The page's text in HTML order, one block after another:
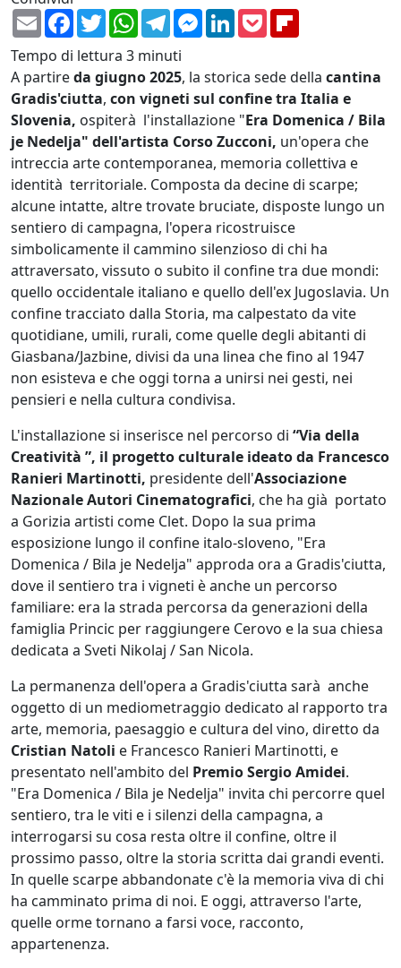
EmailFacebook
TwitterWhatsApp
TelegramMessenger
LinkedIn
Pocket
Tempo di lettura 3 minuti
A partireda giugno 2025, la storica sede della cantina
Gradis'ciutta, con vigneti sul confine tra Italia e
Slovenia, ospiterà l'installazione "Era Domenica / Bila
je Nedelja" dell'artista Corso Zucconi, un'opera che
intreccia arte contemporanea, memoria collettiva e
identità territoriale. Composta da decine di scarpe;
alcune intatte, altre trovate bruciate, disposte lungo un
sentiero di campagna, l'opera ricostruisce
simbolicamente il cammino silenzioso di chi ha
attraversato, vissuto o subito il confine tra due mondi:
quello occidentale italiano e quello dell'ex Jugoslavia. Un
confine tracciato dalla Storia, ma calpestato da vite
quotidiane, umili, rurali, come quelle degli abitanti di
Giasbana/Jazbine, divisi da una linea che fino al 1947
non esisteva e che oggi torna a unirsi nei gesti, nei
pensieri e nella cultura condivisa.
L'installazione si inserisce nel percorso di “Via della
Creatività ”, il progetto culturale ideato da Francesco
Ranieri Martinotti, presidente dell'Associazione
Nazionale Autori Cinematografici, che ha già portato
a Gorizia artisti come Clet. Dopo la sua prima
esposizione lungo il confine italo-sloveno, "Era
Domenica / Bila je Nedelja" approda ora a Gradis'ciutta,
dove il sentiero tra i vigneti è anche un percorso
familiare: era la strada percorsa da generazioni della
famiglia Princic per raggiungere Cerovo e la sua chiesa
dedicata a Sveti Nikolaj / San Nicola.
La permanenza dell'opera a Gradis'ciutta sarà anche
oggetto di un mediometraggio dedicato al rapporto tra
arte, memoria, paesaggio e cultura del vino, diretto da
Cristian Natoli e Francesco Ranieri Martinotti, e
presentato nell'ambito del Premio Sergio Amidei.
"Era Domenica / Bila je Nedelja" invita chi percorre quel
sentiero, tra le viti e i silenzi della campagna, a
interrogarsi su cosa resta oltre il confine, oltre il
prossimo passo, oltre la storia scritta dai grandi eventi.
In quelle scarpe abbandonate c'è la memoria viva di chi
ha camminato prima di noi. E oggi, attraverso l'arte,
quelle orme tornano a farsi voce, racconto,
appartenenza.